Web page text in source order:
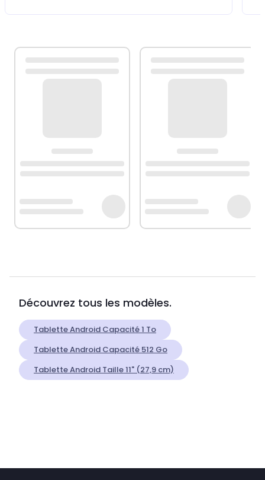
Découvrez tous les modèles.
Tablette Android Capacité 1 To
Tablette Android Capacité 512 Go
Tablette Android Taille 11" (27,9 cm)